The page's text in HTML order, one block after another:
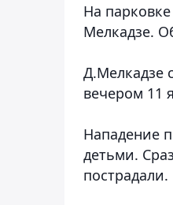
На
Мелкадзе.
Д.Мелкадзе
вечером 11
Нападение
детьми.
пострадали.